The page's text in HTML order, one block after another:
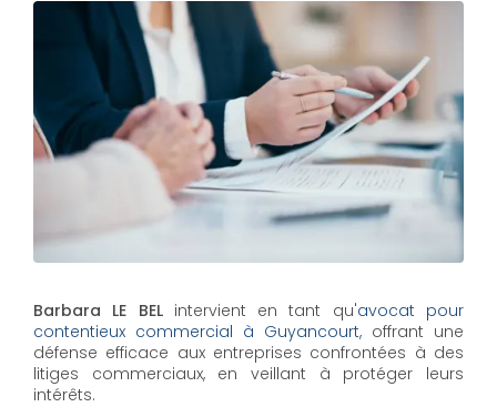
Barbara LE BELintervient en tant qu'avocat pour
contentieux commercial à Guyancourt, offrant une
défense efficace aux entreprises confrontées à des
litiges commerciaux, en veillant à protéger leurs
intérêts.